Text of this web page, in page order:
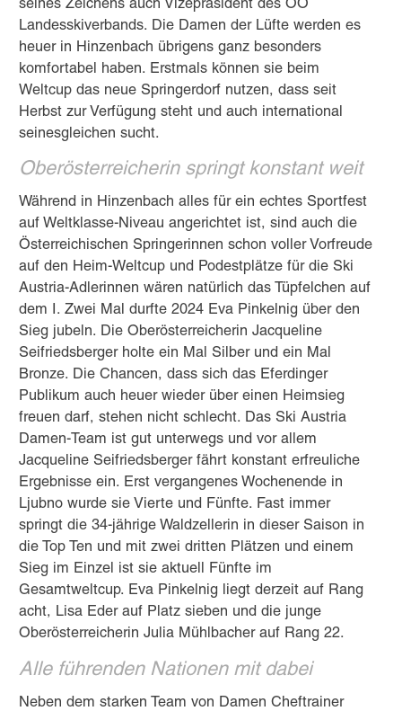
seines Zeichens auch Vizepräsident des OÖ
Landesskiverbands. Die Damen der Lüfte werden es
heuer in Hinzenbach übrigens ganz besonders
komfortabel haben. Erstmals können sie beim
Weltcup das neue Springerdorf nutzen, dass seit
Herbst zur Verfügung steht und auch international
seinesgleichen sucht.
Oberösterreicherin springt konstant weit
Während in Hinzenbach alles für ein echtes Sportfest
auf Weltklasse-Niveau angerichtet ist, sind auch die
Österreichischen Springerinnen schon voller Vorfreude
auf den Heim-Weltcup und Podestplätze für die Ski
Austria-Adlerinnen wären natürlich das Tüpfelchen auf
dem I. Zwei Mal durfte 2024 Eva Pinkelnig über den
Sieg jubeln. Die Oberösterreicherin Jacqueline
Seifriedsberger holte ein Mal Silber und ein Mal
Bronze. Die Chancen, dass sich das Eferdinger
Publikum auch heuer wieder über einen Heimsieg
freuen darf, stehen nicht schlecht. Das Ski Austria
Damen-Team ist gut unterwegs und vor allem
Jacqueline Seifriedsberger fährt konstant erfreuliche
Ergebnisse ein. Erst vergangenes Wochenende in
Ljubno wurde sie Vierte und Fünfte. Fast immer
springt die 34-jährige Waldzellerin in dieser Saison in
die Top Ten und mit zwei dritten Plätzen und einem
Sieg im Einzel ist sie aktuell Fünfte im
Gesamtweltcup. Eva Pinkelnig liegt derzeit auf Rang
acht, Lisa Eder auf Platz sieben und die junge
Oberösterreicherin Julia Mühlbacher auf Rang 22.
Alle führenden Nationen mit dabei
Neben dem starken Team von Damen Cheftrainer